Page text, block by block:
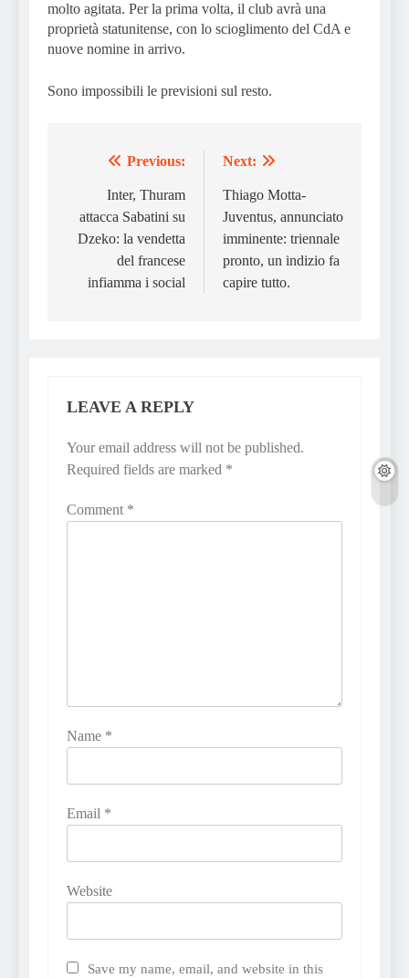
molto agitata. Per la prima volta, il club avrà una
proprietà statunitense, con lo scioglimento del CdA e
nuove nomine in arrivo.
Sono impossibili le previsioni sul resto.
navigation
Previous:
Inter, Thuram
attacca Sabatini su
Dzeko: la vendetta
del francese
infiamma i social
Next:
Thiago Motta-
Juventus, annunciato
imminente: triennale
pronto, un indizio fa
capire tutto.
LEAVE A REPLY
Your email address will not be published.
Required fields are marked *
Comment *
Name *
Email *
Website
Save my name, email, and website in this